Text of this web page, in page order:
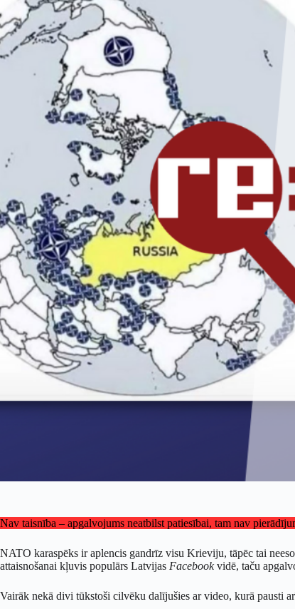
Nav taisnība – apgalvojums neatbilst patiesībai, tam nav
NATO karaspēks ir aplencis gandrīz visu Krieviju, tāpēc tai
attaisnošanai kļuvis populārs Latvijas Facebookvidē, taču
Vairāk nekā divi tūkstoši cilvēku dalījušies ar video, kurā pausti